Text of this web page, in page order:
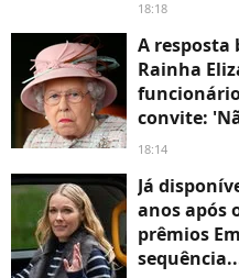
18:18
A
Rainha
convite:
18:14
Já
anos após
prêmios